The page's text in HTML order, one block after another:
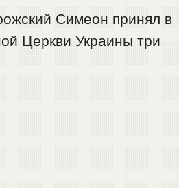
Симеон принял в
Церкви Украины три